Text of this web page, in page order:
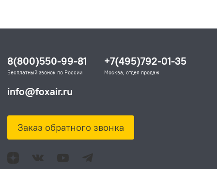
8(800)550-99-81
Бесплатный звонок по России
+7(495)792-01-35
Москва, отдел продаж
info@foxair.ru
Заказ обратного звонка